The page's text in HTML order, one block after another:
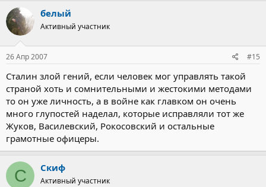
белый
Активный участник
26 Апр 2007 #15
Сталин злой гений, если человек мог управлять такой
страной хоть и сомнительными и жестокими методами
то он уже личность, а в войне как главком он очень
много глупостей наделал, которые исправляли тот же
Жуков, Василевский, Рокосовский и остальные
грамотные офицеры.
С Скиф
Активный участник